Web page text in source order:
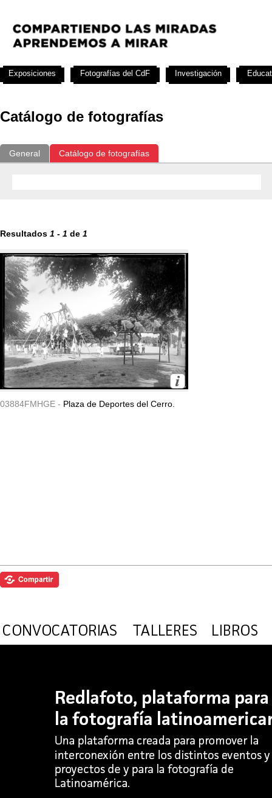
Catálogo de fotografías
General Catálogo de fotografías
Resultados 1 - 1 de 1
03884FMHGE - Plaza de Deportes del Cerro.
Exposiciones Fotografías del CdF Investigación